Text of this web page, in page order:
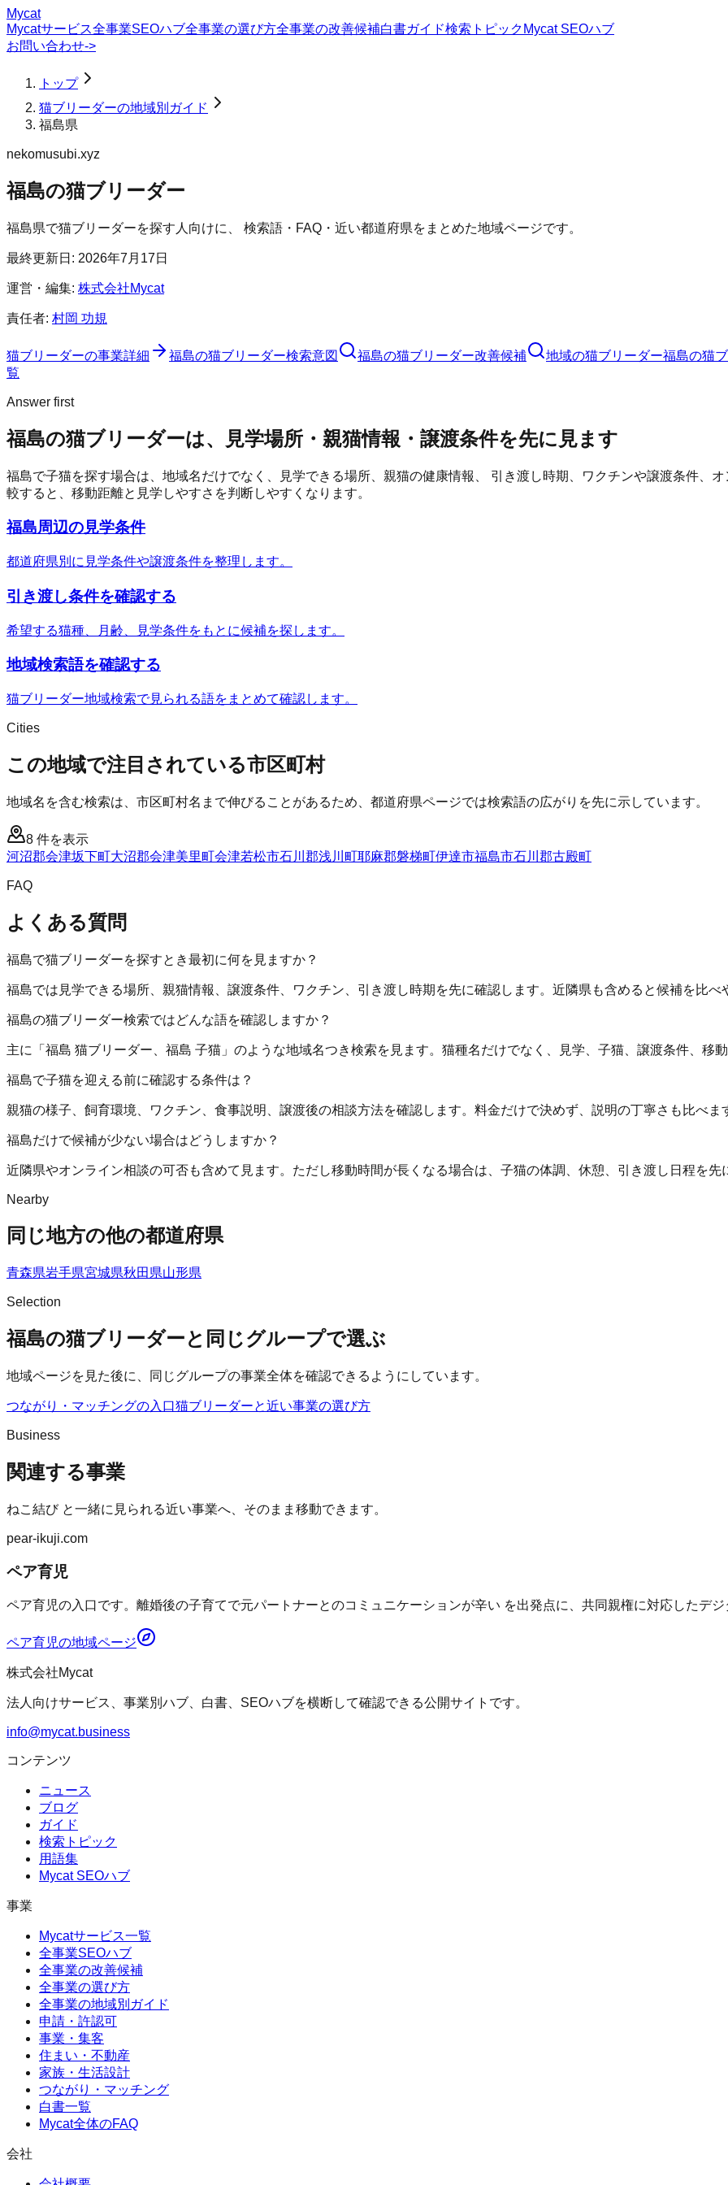
Mycat
Mycatサービス全事業SEOハブ全事業の選び方全事業の改善候補白書ガイド検索トピック Mycat SEOハブ
お問い合わせ->
トップ
猫ブリーダーの地域別ガイド
福島県
nekomusubi.xyz
福島の猫ブリーダー
福島県で猫ブリーダーを探す人向けに、 検索語・FAQ・近い都道府県をまとめた地域ページです。
最終更新日: 2026年7月17日
運営・編集: 株式会社Mycat
責任者: 村岡 功規
猫ブリーダーの事業詳細 福島の猫ブリーダー検索意図 福島の猫ブリーダー改善候補 地域の猫ブリーダー福島の猫
覧
Answer first
福島の猫ブリーダーは、見学場所・親猫情報・譲渡条件を先に見ます
福島で子猫を探す場合は、地域名だけでなく、見学できる場所、親猫の健康情報、 引き渡し時期、ワクチンや譲渡条件、
較すると、移動距離と見学しやすさを判断しやすくなります。
福島周辺の見学条件
都道府県別に見学条件や譲渡条件を整理します。
引き渡し条件を確認する
希望する猫種、月齢、見学条件をもとに候補を探します。
地域検索語を確認する
猫ブリーダー地域検索で見られる語をまとめて確認します。
Cities
この地域で注目されている市区町村
地域名を含む検索は、市区町村名まで伸びることがあるため、都道府県ページでは検索語の広がりを先に示しています。
8 件を表示
河沼郡会津坂下町大沼郡会津美里町会津若松市石川郡浅川町耶麻郡磐梯町伊達市福島市石川郡古殿町
FAQ
よくある質問
福島で猫ブリーダーを探すとき最初に何を見ますか？
福島では見学できる場所、親猫情報、譲渡条件、ワクチン、引き渡し時期を先に確認します。近隣県も含めると候補を比べ
福島の猫ブリーダー検索ではどんな語を確認しますか？
主に「福島 猫ブリーダー、福島 子猫」のような地域名つき検索を見ます。猫種名だけでなく、見学、子猫、譲渡条件、移
福島で子猫を迎える前に確認する条件は？
親猫の様子、飼育環境、ワクチン、食事説明、譲渡後の相談方法を確認します。料金だけで決めず、説明の丁寧さも比べま
福島だけで候補が少ない場合はどうしますか？
近隣県やオンライン相談の可否も含めて見ます。ただし移動時間が長くなる場合は、子猫の体調、休憩、引き渡し日程を先
Nearby
同じ地方の他の都道府県
青森県岩手県宮城県秋田県山形県
Selection
福島の猫ブリーダーと同じグループで選ぶ
地域ページを見た後に、同じグループの事業全体を確認できるようにしています。
つながり・マッチングの入口猫ブリーダーと近い事業の選び方
Business
関連する事業
ねこ結びと一緒に見られる近い事業へ、そのまま移動できます。
pear-ikuji.com
ペア育児
ペア育児の入口です。離婚後の子育てで元パートナーとのコミュニケーションが辛い を出発点に、共同親権に対応したデ
ペア育児の地域ページ
株式会社Mycat
法人向けサービス、事業別ハブ、白書、SEOハブを横断して確認できる公開サイトです。
info@mycat.business
コンテンツ
ニュース
ブログ
ガイド
検索トピック
用語集
Mycat SEOハブ
事業
Mycatサービス一覧
全事業SEOハブ
全事業の改善候補
全事業の選び方
全事業の地域別ガイド
申請・許認可
事業・集客
住まい・不動産
家族・生活設計
つながり・マッチング
白書一覧
Mycat全体のFAQ
会社